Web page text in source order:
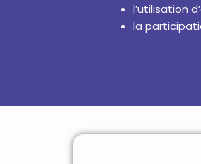
l’utilisation
la